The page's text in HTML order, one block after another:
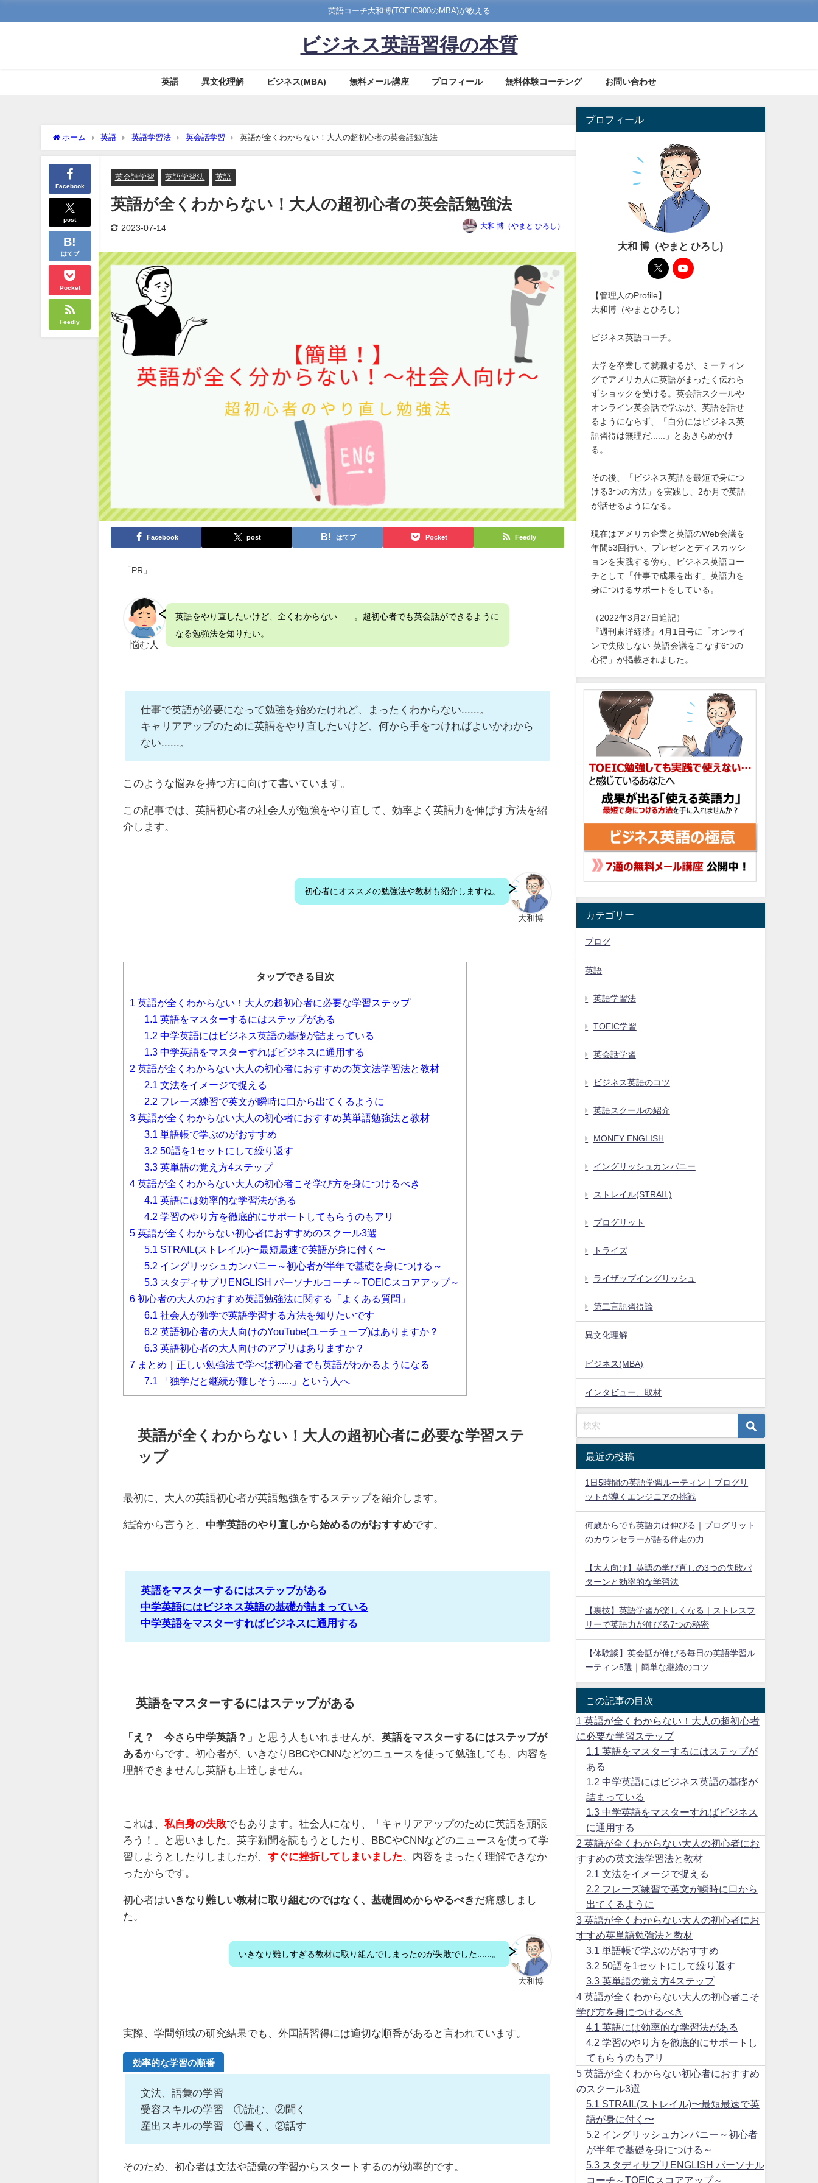
英語コーチ大和博(TOEIC900のMBA)が教える
ビジネス英語習得の本質
英語 異文化理解 ビジネス(MBA) 無料メール講座 プロフィール 無料体験コーチング お問い合わせ
ホーム 英語 英語学習法 英会話学習 英語が全くわからない！大人の超初心者の英会話勉強法
Facebook
post
はてブ
Pocket
Feedly
英会話学習 英語学習法 英語
英語が全くわからない！大人の超初心者の英会話勉強法
2023-07-14 大和 博（やまと ひろし）
Facebook post はてブ Pocket Feedly
「PR」
悩む人
英語をやり直したいけど、全くわからない……。超初心者でも英会話ができるように
なる勉強法を知りたい。
仕事で英語が必要になって勉強を始めたけれど、まったくわからない......。
キャリアアップのために英語をやり直したいけど、何から手をつければよいかわから
ない......。
このような悩みを持つ方に向けて書いています。
この記事では、英語初心者の社会人が勉強をやり直して、効率よく英語力を伸ばす方法を紹
介します。
大和博
初心者にオススメの勉強法や教材も紹介しますね。
タップできる目次
1 英語が全くわからない！大人の超初心者に必要な学習ステップ
1.1 英語をマスターするにはステップがある
1.2 中学英語にはビジネス英語の基礎が詰まっている
1.3 中学英語をマスターすればビジネスに通用する
2 英語が全くわからない大人の初心者におすすめの英文法学習法と教材
2.1 文法をイメージで捉える
2.2 フレーズ練習で英文が瞬時に口から出てくるように
3 英語が全くわからない大人の初心者におすすめ英単語勉強法と教材
3.1
単語帳で学ぶのがおすすめ
3.2 50語を1セットにして繰り返す
3.3 英単語の覚え方4ステップ
4 英語が全くわからない大人の初心者こそ学び方を身につけるべき
4.1 英語には効率的な学習法がある
4.2 学習のやり方を徹底的にサポートしてもらうのもアリ
5 英語が全くわからない初心者におすすめのスクール3選
5.1
STRAIL(ストレイル)〜最短最速で英語が身に付く〜
5.2 イングリッシュカンパニー～初心者が半年で基礎を身につける～
5.3 スタディサプリENGLISH パーソナルコーチ～TOEICスコアアップ～
6 初心者の大人のおすすめ英語勉強法に関する「よくある質問」
6.1 社会人が独学で英語学習する方法を知りたいです
6.2 英語初心者の大人向けのYouTube(ユーチューブ)はありますか？
6.3 英語初心者の大人向けのアプリはありますか？
7 まとめ｜正しい勉強法で学べば初心者でも英語がわかるようになる
7.1
「独学だと継続が難しそう......」という人へ
英語が全くわからない！大人の超初心者に必要な学習ステ
ップ
最初に、大人の英語初心者が英語勉強をするステップを紹介します。
結論から言うと、 中学英語のやり直しから始めるのがおすすめです。
英語をマスターするにはステップがある
中学英語にはビジネス英語の基礎が詰まっている
中学英語をマスターすればビジネスに通用する
英語をマスターするにはステップがある
「え？ 今さら中学英語？」 と思う人もいれませんが、英語をマスターするにはステップが
あるからです。初心者が、いきなりBBCやCNNなどのニュースを使って勉強しても、内容を
理解できませんし英語も上達しません。
これは、私自身の失敗でもあります。社会人になり、「キャリアアップのために英語を頑張
ろう！」と思いました。英字新聞を読もうとしたり、BBCやCNNなどのニュースを使って学
習しようとしたりしましたが、すぐに挫折してしまいました 。内容をまったく理解できなか
ったからです。
初心者はいきなり難しい教材に取り組むのではなく、基礎固めからやるべき だ痛感しまし
た。
大和博
いきなり難しすぎる教材に取り組んでしまったのが失敗でした......。
実際、学問領域の研究結果でも、外国語習得には適切な順番があると言われています。
効率的な学習の順番
文法、語彙の学習
受容スキルの学習 ①読む、②聞く
産出スキルの学習 ①書く、②話す
そのため、初心者は文法や語彙の学習からスタートするのが効率的です。
プロフィール
大和 博（やまと ひろし)
【管理人のProfile】
大和博（やまとひろし）
ビジネス英語コーチ。
大学を卒業して就職するが、ミーティン
グでアメリカ人に英語がまったく伝わら
ずショックを受ける。英会話スクールや
オンライン英会話で学ぶが、英語を話せ
るようにならず、「自分にはビジネス英
語習得は無理だ......」とあきらめかけ
る。
その後、「ビジネス英語を最短で身につ
ける3つの方法」を実践し、2か月で英語
が話せるようになる。
現在はアメリカ企業と英語のWeb会議を
年間53回行い、プレゼンとディスカッシ
ョンを実践する傍ら、ビジネス英語コー
チとして「仕事で成果を出す」英語力を
身につけるサポートをしている。
（2022年3月27日追記）
『週刊東洋経済』4月1日号に「オンライ
ンで失敗しない 英語会議をこなす6つの
心得」が掲載されました。
カテゴリー
ブログ
英語
英語学習法
TOEIC学習
英会話学習
ビジネス英語のコツ
英語スクールの紹介
MONEY ENGLISH
イングリッシュカンパニー
ストレイル(STRAIL)
プログリット
トライズ
ライザップイングリッシュ
第二言語習得論
異文化理解
ビジネス(MBA)
インタビュー、取材
最近の投稿
1日5時間の英語学習ルーティン｜プログリ
ットが導くエンジニアの挑戦
何歳からでも英語力は伸びる｜プログリット
のカウンセラーが語る伴走の力
【大人向け】英語の学び直しの3つの失敗パ
ターンと効率的な学習法
【裏技】英語学習が楽しくなる｜ストレスフ
リーで英語力が伸びる7つの秘密
【体験談】英会話が伸びる毎日の英語学習ル
ーティン5選｜簡単な継続のコツ
この記事の目次
1 英語が全くわからない！大人の超初心者
に必要な学習ステップ
1.1 英語をマスターするにはステップが
ある
1.2 中学英語にはビジネス英語の基礎が
詰まっている
1.3中学英語をマスターすればビジネス
に通用する
2 英語が全くわからない大人の初心者にお
すすめの英文法学習法と教材
2.1 文法をイメージで捉える
2.2 フレーズ練習で英文が瞬時に口から
出てくるように
3英語が全くわからない大人の初心者にお
すすめ英単語勉強法と教材
3.1
単語帳で学ぶのがおすすめ
3.2 50語を1セットにして繰り返す
3.3英単語の覚え方4ステップ
4英語が全くわからない大人の初心者こそ
学び方を身につけるべき
4.1 英語には効率的な学習法がある
4.2 学習のやり方を徹底的にサポートし
てもらうのもアリ
5英語が全くわからない初心者におすすめ
のスクール3選
5.1
STRAIL(ストレイル)〜最短最速で英
語が身に付く〜
5.2 イングリッシュカンパニー～初心者
が半年で基礎を身につける～
5.3スタディサプリENGLISH パーソナル
コーチ～TOEICスコアアップ～